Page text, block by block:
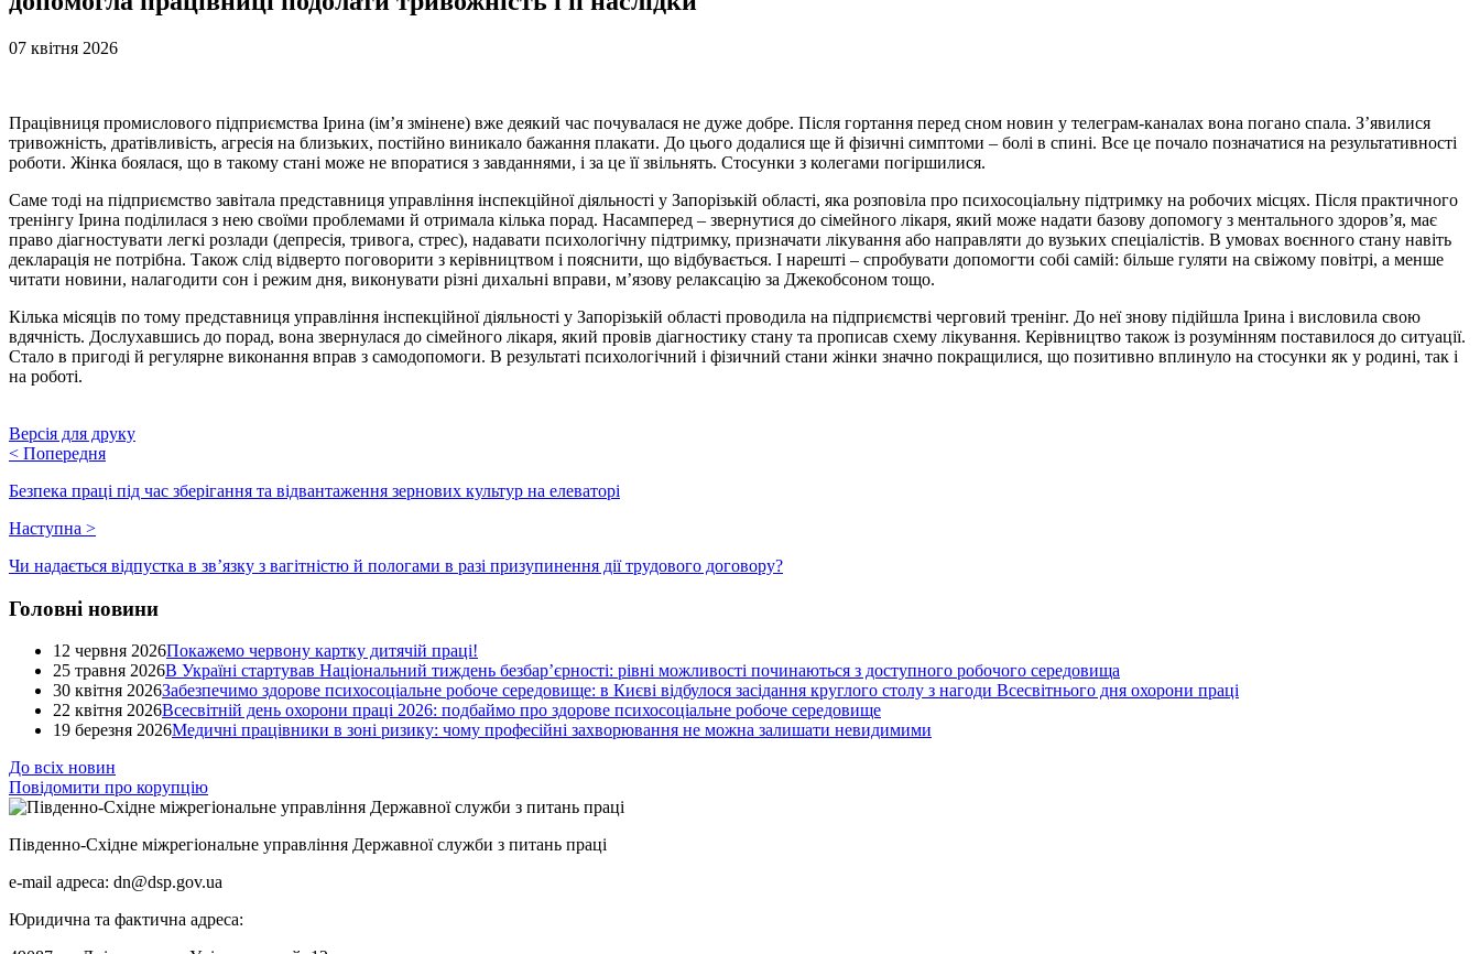
07 квітня 2026
Працівниця промислового підприємства Ірина (ім’я змінене) вже деякий час почувалася не дуже добре. Після гортання перед сном новин у телеграм-каналах вона погано спала. З’явилися
тривожність, дратівливість, агресія на близьких, постійно виникало бажання плакати. До цього додалися ще й фізичні симптоми – болі в спині. Все це почало позначатися на результативності
роботи. Жінка боялася, що в такому стані може не впоратися з завданнями, і за це її звільнять. Стосунки з колегами погіршилися.
Саме тоді на підприємство завітала представниця управління інспекційної діяльності у Запорізькій області, яка розповіла про психосоціальну підтримку на робочих місцях. Після практичного
тренінгу Ірина поділилася з нею своїми проблемами й отримала кілька порад. Насамперед – звернутися до сімейного лікаря, який може надати базову допомогу з ментального здоров’я, має
право діагностувати легкі розлади (депресія, тривога, стрес), надавати психологічну підтримку, призначати лікування або направляти до вузьких спеціалістів. В умовах воєнного стану навіть
декларація не потрібна. Також слід відверто поговорити з керівництвом і пояснити, що відбувається. І нарешті – спробувати допомогти собі самій: більше гуляти на свіжому повітрі, а менше
читати новини, налагодити сон і режим дня, виконувати різні дихальні вправи, м’язову релаксацію за Джекобсоном тощо.
Кілька місяців по тому представниця управління інспекційної діяльності у Запорізькій області проводила на підприємстві черговий тренінг. До неї знову підійшла Ірина і висловила свою
вдячність. Дослухавшись до порад, вона звернулася до сімейного лікаря, який провів діагностику стану та прописав схему лікування. Керівництво також із розумінням поставилося до ситуації.
Стало в пригоді й регулярне виконання вправ з самодопомоги. В результаті психологічний і фізичний стани жінки значно покращилися, що позитивно вплинуло на стосунки як у родині, так і
на роботі.
Версія для друку
< Попередня
Безпека праці під час зберігання та відвантаження зернових культур на елеваторі
Наступна >
Чи надається відпустка в зв’язку з вагітністю й пологами в разі призупинення дії трудового договору?
Головні новини
12 червня 2026Покажемо червону картку дитячій праці!
25 травня 2026В Україні стартував Національний тиждень безбар’єрності: рівні можливості починаються з доступного робочого середовища
30 квітня 2026Забезпечимо здорове психосоціальне робоче середовище: в Києві відбулося засідання круглого столу з нагоди Всесвітнього дня охорони праці
22 квітня 2026Всесвітній день охорони праці 2026: подбаймо про здорове психосоціальне робоче середовище
19 березня 2026Медичні працівники в зоні ризику: чому професійні захворювання не можна залишати невидимими
До всіх новин
Повідомити про корупцію
Південно-Східне міжрегіональне управління Державної служби з питань праці
e-mail адреса: dn@dsp.gov.ua
Юридична та фактична адреса: